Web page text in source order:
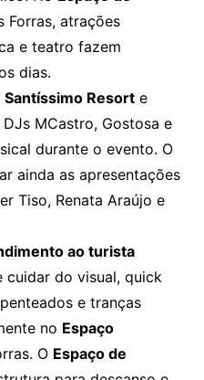
Forras, atrações
e teatro fazem
dias.
Santíssimo Resorte
DJs MCastro, Gostosa e
durante o evento. O
ainda as apresentações
Tiso, Renata Araújo e
ao turista
cuidar do visual, quick
e tranças
no Espaço
O Espaço de